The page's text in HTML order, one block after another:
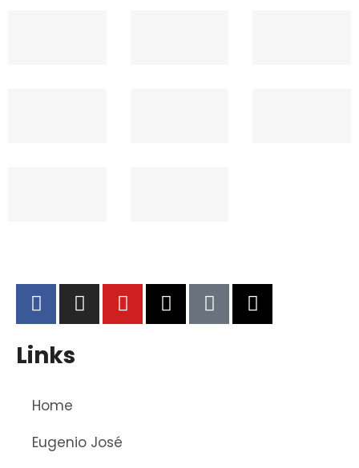
Links
Home
Eugenio José